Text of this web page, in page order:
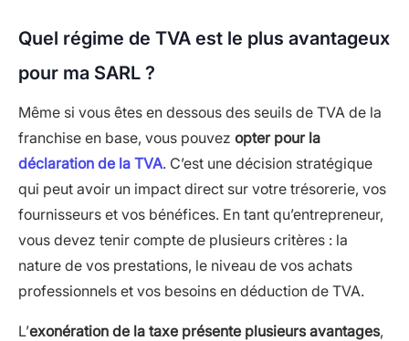
Quel régime de TVA est le plus avantageux
pour ma SARL ?
Même si vous êtes en dessous des seuils de TVA de la
franchise en base, vous pouvez opter pour la
déclaration de la TVA. C’est une décision stratégique
qui peut avoir un impact direct sur votre trésorerie, vos
fournisseurs et vos bénéfices. En tant qu’entrepreneur,
vous devez tenir compte de plusieurs critères : la
nature de vos prestations, le niveau de vos achats
professionnels et vos besoins en déduction de TVA.
L’exonération de la taxe présente plusieurs avantages,